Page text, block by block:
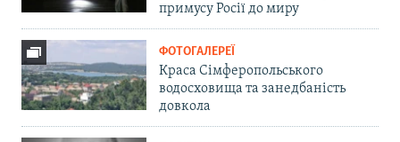
примусу Росії до миру
ФОТОГАЛЕРЕЇ
Краса Сімферопольського
водосховища та занедбаність
довкола